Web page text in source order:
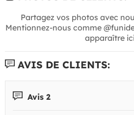
Partagez vos photos avec
Mentionnez-nous comme
apparaître
AVIS DE CLIENTS:
Avis 2